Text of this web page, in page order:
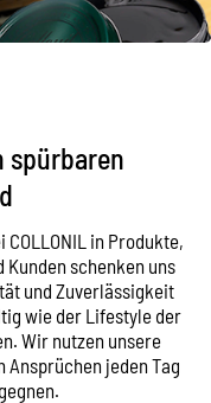
spürbaren
in Produkte,
Kunden schenken uns
und Zuverlässigkeit
wie der Lifestyle der
Wir nutzen unsere
jeden Tag